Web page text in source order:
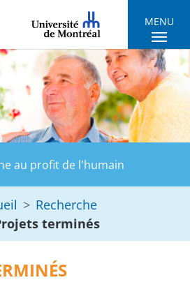
MENU
au profit de l'humain
Recherche
terminés